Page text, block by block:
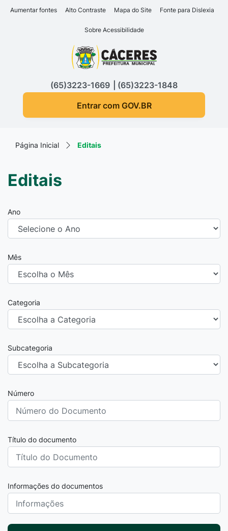
Seção de atalhos e links
Ir para o conteúdo [alt+1]
Ir para o rodapé [alt+4]
Aumentar fontes Alto Contraste Mapa do Site Fonte para Dislexia
Sobre Acessibilidade
Seção do menu principal
(65)3223-1669
(65)3223-1848
Entrar com GOV.BR
Página Inicial Editais
Editais
Ano
Mês
Categoria
Subcategoria
Número
Título do documento
Informações do documentos